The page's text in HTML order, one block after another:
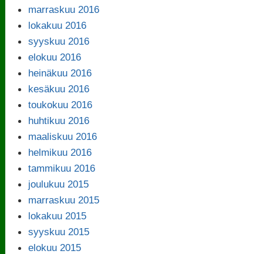
marraskuu 2016
lokakuu 2016
syyskuu 2016
elokuu 2016
heinäkuu 2016
kesäkuu 2016
toukokuu 2016
huhtikuu 2016
maaliskuu 2016
helmikuu 2016
tammikuu 2016
joulukuu 2015
marraskuu 2015
lokakuu 2015
syyskuu 2015
elokuu 2015